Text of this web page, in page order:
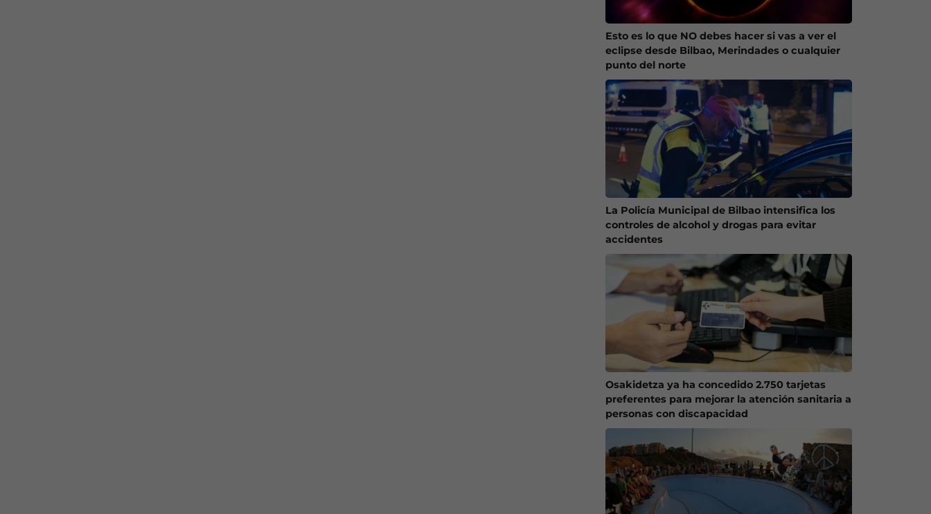
Esto es lo que NO debes hacer si vas a ver el
eclipse desde Bilbao, Merindades o cualquier
punto del norte
La Policía Municipal de Bilbao intensifica los
controles de alcohol y drogas para evitar
accidentes
Osakidetza ya ha concedido 2.750 tarjetas
preferentes para mejorar la atención sanitaria a
personas con discapacidad